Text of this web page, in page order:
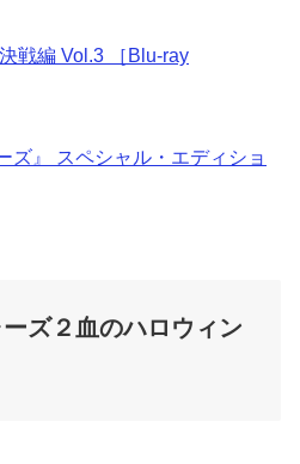
戦編 Vol.3 ［Blu-ray
ズ』 スペシャル・エディショ
ーズ２血のハロウィン